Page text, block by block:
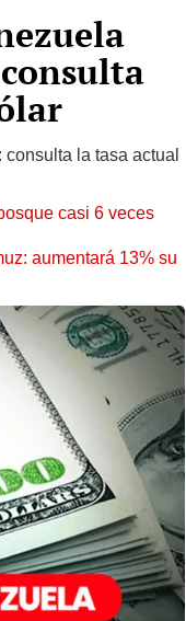
la tasa actual
casi 6 veces
aumentará 13% su